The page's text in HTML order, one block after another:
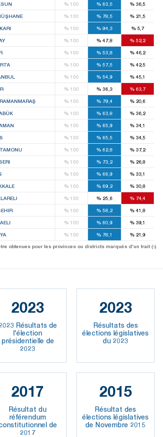
% 100 % 63,5 %36,5
% 100 % 78,5 %21,5
% 100 % 94,3 %5,7
% 100 % 47,8 %52,2
% 100 % 53,8 %46,2
% 100 % 57,5 %42,5
% 100 % 54,9 %45,1
% 100 % 36,3 %63,7
% 100 % 79,4 %20,6
% 100 % 63,8 %36,2
% 100 % 65,9 %34,1
% 100 % 65,5 %34,5
% 100 % 62,8 %37,2
% 100 % 73,2 %26,8
% 100 % 66,9 %33,1
% 100 % 69,2 %30,8
% 100 % 25,6 %74,4
% 100 % 58,2 %41,8
% 100 % 60,9 %39,1
% 100 % 78,1 %21,9
obtenues pour les provinces ou districts marqués d'un trait (-).
2023
Résultats de
l'élection
présidentielle de
2023
2023
Résultats des
élections législatives
du 2023
2017
Résultat du
référendum
de
2017
2015
Résultat des
élections législatives
de Novembre 2015